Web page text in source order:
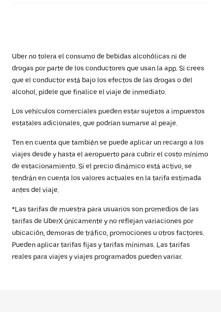
Uber no tolera el consumo de bebidas alcohólicas ni de
drogas por parte de los conductores que usan la app. Si crees
que el conductor está bajo los efectos de las drogas o del
alcohol, pídele que finalice el viaje de inmediato.
Los vehículos comerciales pueden estar sujetos a impuestos
estatales adicionales, que podrían sumarse al peaje.
Ten en cuenta que también se puede aplicar un recargo a los
viajes desde y hasta el aeropuerto para cubrir el costo mínimo
de estacionamiento. Si el precio dinámico está activo, se
tendrán en cuenta los valores actuales en la tarifa estimada
antes del viaje.
*Las tarifas de muestra para usuarios son promedios de las
tarifas de UberX únicamente y no reflejan variaciones por
ubicación, demoras de tráfico, promociones u otros factores.
Pueden aplicar tarifas fijas y tarifas mínimas. Las tarifas
reales para viajes y viajes programados pueden variar.